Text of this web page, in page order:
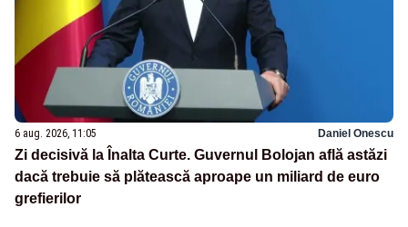
6 aug. 2026, 11:05 Daniel Onescu
Zi decisivă la Înalta Curte. Guvernul Bolojan află astăzi
dacă trebuie să plătească aproape un miliard de euro
grefierilor